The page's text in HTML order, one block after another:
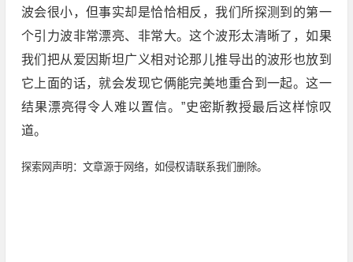
波会很小，但事实却是恰恰相反，我们所探测到的第一
个引力波非常漂亮、非常大。这个波形太清晰了，如果
我们把从爱因斯坦广义相对论那儿推导出的波形也放到
它上面的话，就会发现它俩能完美地重合到一起。这一
结果漂亮得令人难以置信。”史密斯教授最后这样惊叹
道。
探索网声明：文章源于网络，如侵权请联系我们删除。